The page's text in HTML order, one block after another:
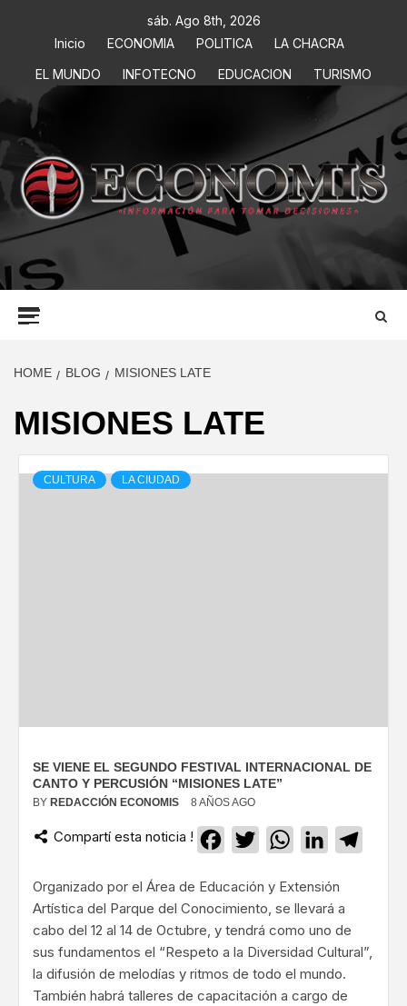
sáb. Ago 8th, 2026
Inicio
ECONOMIA POLITICA
LA CHACRA
EL MUNDO
INFOTECNO EDUCACION TURISMO
ECONOMIS
INFORMACIÓN PARA TOMAR DECISIONES
HOME BLOG MISIONES LATE
MISIONES LATE
CULTURA LA CIUDAD
SE VIENE EL SEGUNDO FESTIVAL INTERNACIONAL DE
CANTO Y PERCUSIÓN “MISIONES LATE”
BY REDACCIÓN ECONOMIS 8 AÑOS AGO
Compartí esta noticia ! Facebook
TwitterWhatsApp
LinkedIn
Organizado por el Área de Educación y Extensión
Artística del Parque del Conocimiento, se llevará a
cabo del 12 al 14 de Octubre, y tendrá como uno de
sus fundamentos el “Respeto a la Diversidad Cultural”,
la difusión de melodías y ritmos de todo el mundo.
También habrá talleres de capacitación a cargo de